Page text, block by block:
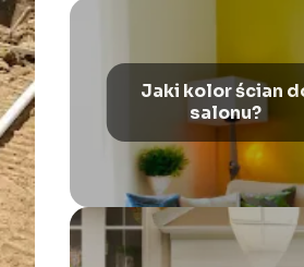
Jaki kolor ścian
salonu?